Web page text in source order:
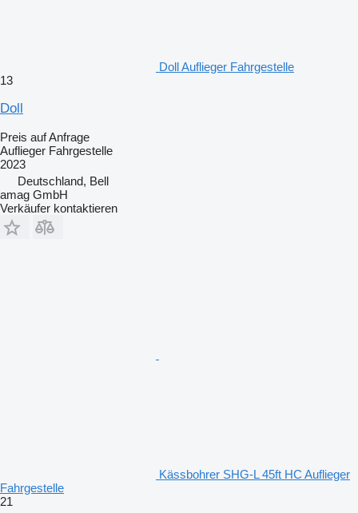
Doll Auflieger Fahrgestelle
13
Doll
Preis auf Anfrage
Auflieger Fahrgestelle
2023
Deutschland, Bell
amag GmbH
Verkäufer kontaktieren
Kässbohrer SHG-L 45ft HC Auflieger
Fahrgestelle
21